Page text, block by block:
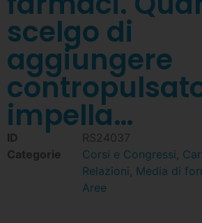
scelgo di
aggiungere
impella…
ID
RS24037
Categorie
Corsi e Congressi,
Relazioni, Media di
Aree